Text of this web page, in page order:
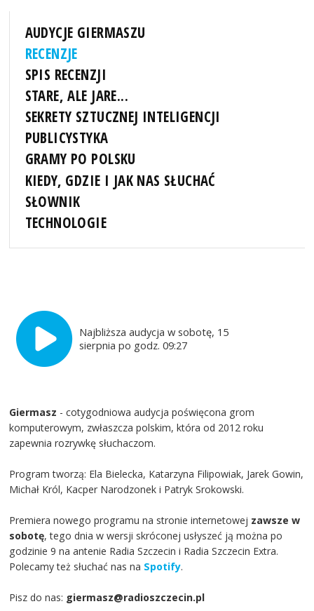
AUDYCJE GIERMASZU
RECENZJE
SPIS RECENZJI
STARE, ALE JARE...
SEKRETY SZTUCZNEJ INTELIGENCJI
PUBLICYSTYKA
GRAMY PO POLSKU
KIEDY, GDZIE I JAK NAS SŁUCHAĆ
SŁOWNIK
TECHNOLOGIE
Najbliższa audycja w sobotę, 15
sierpnia po godz. 09:27
Giermasz - cotygodniowa audycja poświęcona grom
komputerowym, zwłaszcza polskim, która od 2012 roku
zapewnia rozrywkę słuchaczom.
Program tworzą: Ela Bielecka, Katarzyna Filipowiak, Jarek Gowin,
Michał Król, Kacper Narodzonek i Patryk Srokowski.
Premiera nowego programu na stronie internetowej zawsze w
sobotę, tego dnia w wersji skróconej usłyszeć ją można po
godzinie 9 na antenie Radia Szczecin i Radia Szczecin Extra.
Polecamy też słuchać nas na Spotify.
Pisz do nas: giermasz@radioszczecin.pl